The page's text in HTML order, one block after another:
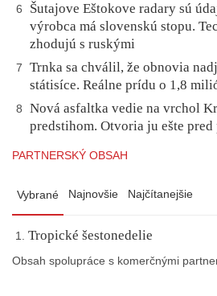
6
Šutajove Eštokove radary sú
výrobca má slovenskú stopu.
zhodujú s ruskými
7
Trnka sa chválil, že obnovia
státisíce. Reálne prídu o 1,8
8
Nová asfaltka vedie na vrchol
predstihom. Otvoria ju ešte
PARTNERSKÝ OBSAH
Vybrané Najnovšie Najčítanejšie
Tropické šestonedelie
Obsah spolupráce s komerčnými